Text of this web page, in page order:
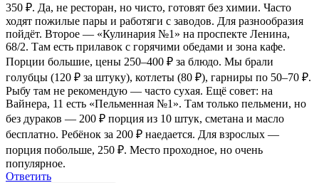
350 ₽. Да, не ресторан, но чисто, готовят без химии. Часто
ходят пожилые пары и работяги с заводов. Для разнообразия
пойдёт. Второе — «Кулинария №1» на проспекте Ленина,
68/2. Там есть прилавок с горячими обедами и зона кафе.
Порции большие, цены 250–400 ₽ за блюдо. Мы брали
голубцы (120 ₽ за штуку), котлеты (80 ₽), гарниры по 50–70 ₽.
Рыбу там не рекомендую — часто сухая. Ещё совет: на
Вайнера, 11 есть «Пельменная №1». Там только пельмени, но
без дураков — 200 ₽ порция из 10 штук, сметана и масло
бесплатно. Ребёнок за 200 ₽ наедается. Для взрослых —
порция побольше, 250 ₽. Место проходное, но очень
популярное.
Ответить